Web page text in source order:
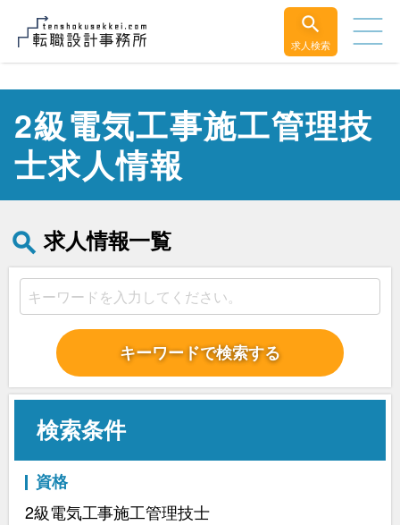
求人検索
2級電気工事施工管理技
士求人情報
求人情報一覧
キーワードで検索する
検索条件
資格
2級電気工事施工管理技士